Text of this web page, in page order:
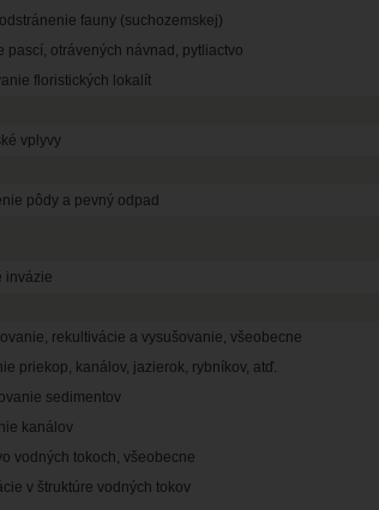
fauny (suchozemskej)
pascí, otrávených návnad, pytliactvo
floristických lokalít
vplyvy
pôdy a pevný odpad
invázie
rekultivácie a vysušovanie, všeobecne
priekop, kanálov, jazierok, rybníkov, atď.
sedimentov
kanálov
vodných tokoch, všeobecne
v štruktúre vodných tokov